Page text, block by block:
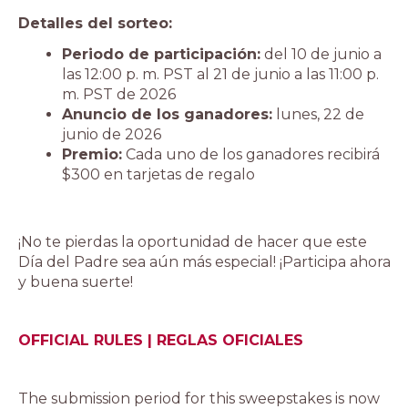
Detalles del sorteo:
Periodo de participación: del 10 de junio a
las 12:00 p. m. PST al 21 de junio a las 11:00 p.
m. PST de 2026
Anuncio de los ganadores: lunes, 22 de
junio de 2026
Premio: Cada uno de los ganadores recibirá
$300 en tarjetas de regalo
¡No te pierdas la oportunidad de hacer que este
Día del Padre sea aún más especial! ¡Participa ahora
y buena suerte!
OFFICIAL RULES | REGLAS OFICIALES
The submission period for this sweepstakes is now